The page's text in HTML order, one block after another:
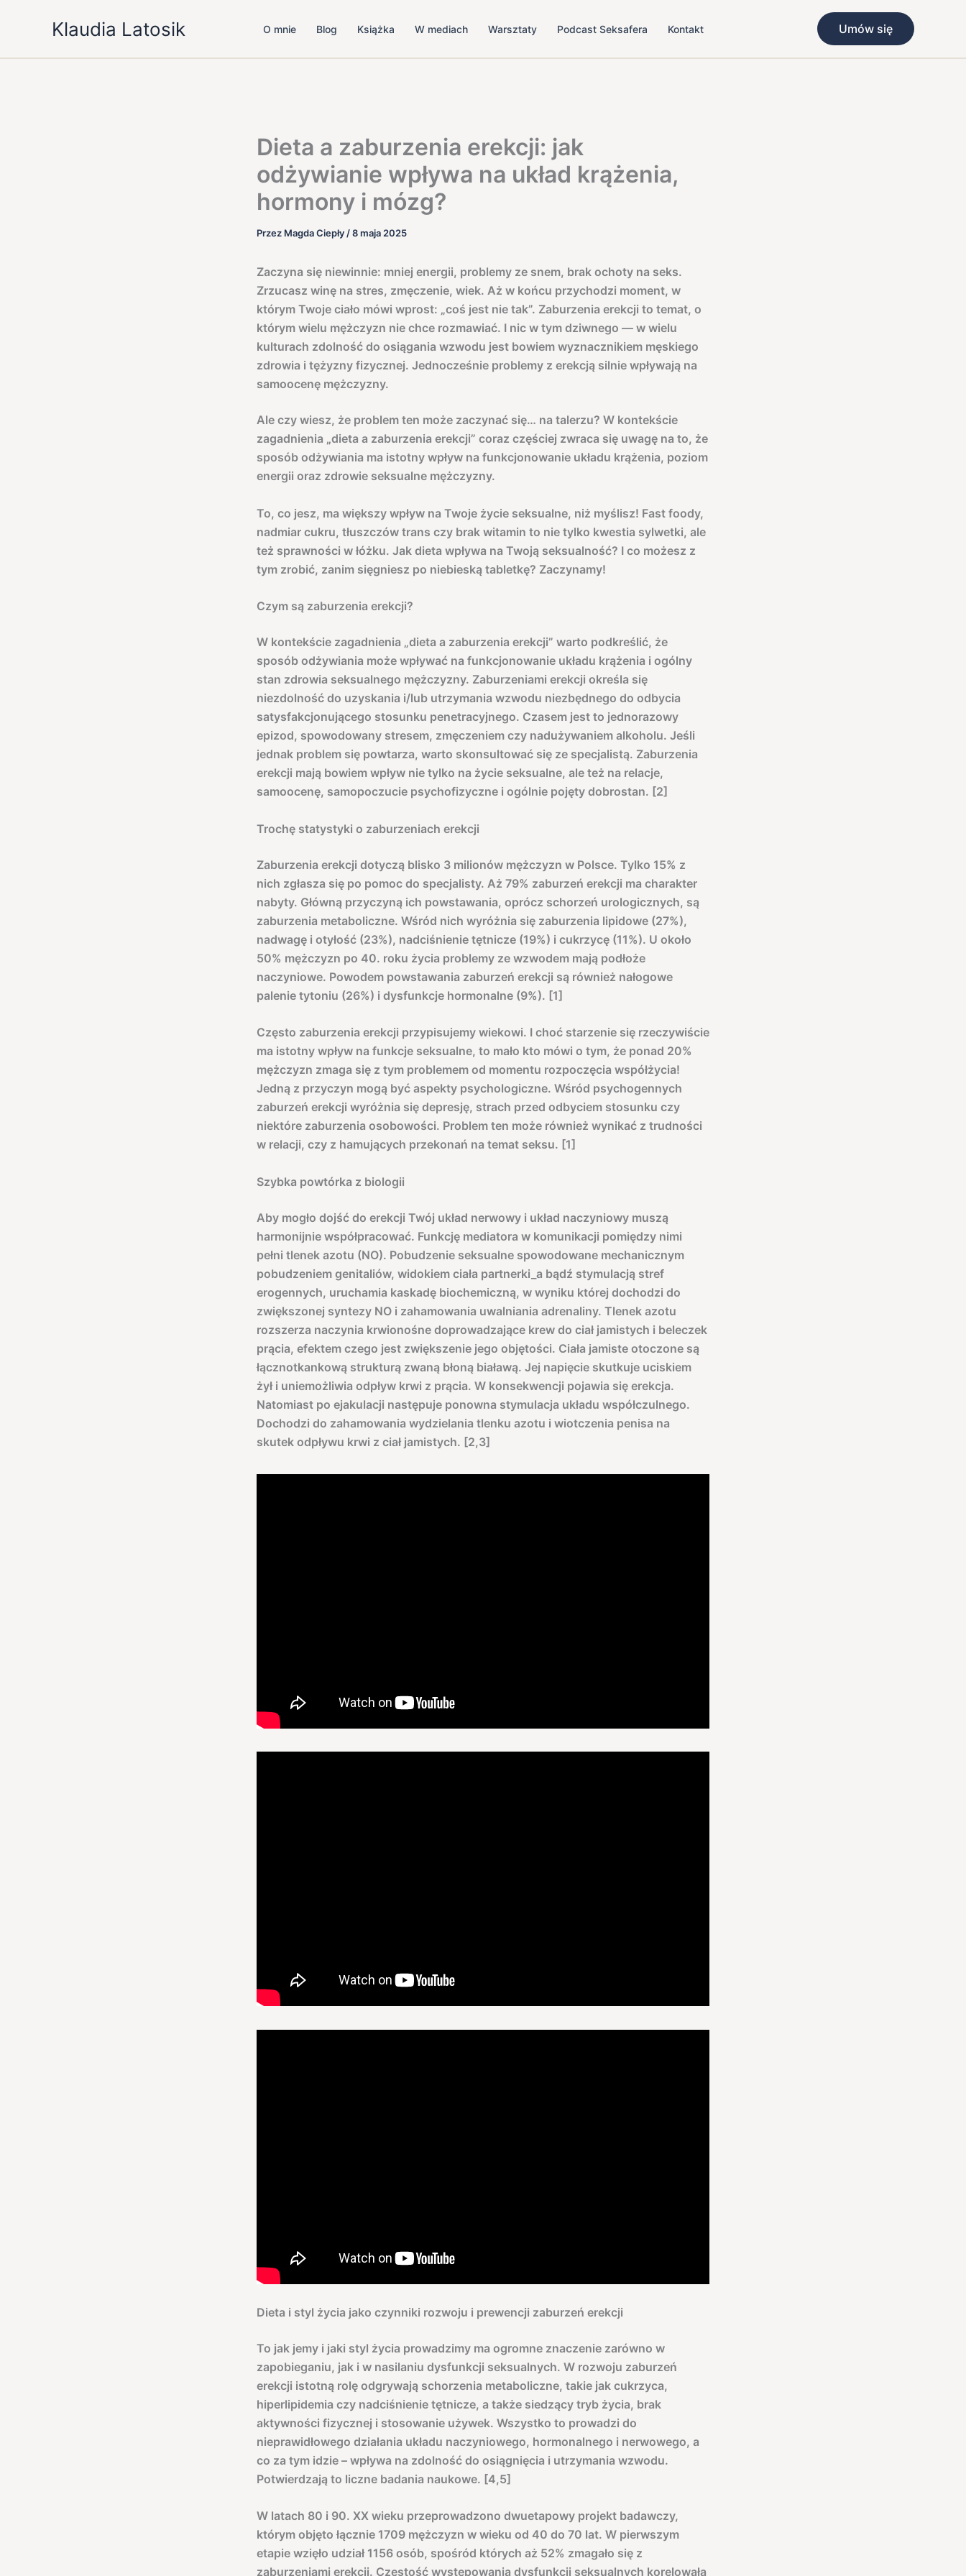
Klaudia Latosik O mnie Blog Książka W mediach Warsztaty Podcast Seksafera Kontakt Umów się
Dieta a zaburzenia erekcji: jak
odżywianie wpływa na układ krążenia,
hormony i mózg?
Przez Magda Ciepły /8 maja 2025
Zaczyna się niewinnie: mniej energii, problemy ze snem, brak ochoty na seks.
Zrzucasz winę na stres, zmęczenie, wiek. Aż w końcu przychodzi moment, w
którym Twoje ciało mówi wprost: „coś jest nie tak”. Zaburzenia erekcji to temat, o
którym wielu mężczyzn nie chce rozmawiać. I nic w tym dziwnego — w wielu
kulturach zdolność do osiągania wzwodu jest bowiem wyznacznikiem męskiego
zdrowia i tężyzny fizycznej. Jednocześnie problemy z erekcją silnie wpływają na
samoocenę mężczyzny.
Ale czy wiesz, że problem ten może zaczynać się… na talerzu? W kontekście
zagadnienia „dieta a zaburzenia erekcji” coraz częściej zwraca się uwagę na to, że
sposób odżywiania ma istotny wpływ na funkcjonowanie układu krążenia, poziom
energii oraz zdrowie seksualne mężczyzny.
To, co jesz, ma większy wpływ na Twoje życie seksualne, niż myślisz! Fast foody,
nadmiar cukru, tłuszczów trans czy brak witamin to nie tylko kwestia sylwetki, ale
też sprawności w łóżku. Jak dieta wpływa na Twoją seksualność? I co możesz z
tym zrobić, zanim sięgniesz po niebieską tabletkę? Zaczynamy!
Czym są zaburzenia erekcji?
W kontekście zagadnienia „dieta a zaburzenia erekcji” warto podkreślić, że
sposób odżywiania może wpływać na funkcjonowanie układu krążenia i ogólny
stan zdrowia seksualnego mężczyzny. Zaburzeniami erekcji określa się
niezdolność do uzyskania i/lub utrzymania wzwodu niezbędnego do odbycia
satysfakcjonującego stosunku penetracyjnego. Czasem jest to jednorazowy
epizod, spowodowany stresem, zmęczeniem czy nadużywaniem alkoholu. Jeśli
jednak problem się powtarza, warto skonsultować się ze specjalistą. Zaburzenia
erekcji mają bowiem wpływ nie tylko na życie seksualne, ale też na relacje,
samoocenę, samopoczucie psychofizyczne i ogólnie pojęty dobrostan. [2]
Trochę statystyki o zaburzeniach erekcji
Zaburzenia erekcji dotyczą blisko 3 milionów mężczyzn w Polsce. Tylko 15% z
nich zgłasza się po pomoc do specjalisty. Aż 79% zaburzeń erekcji ma charakter
nabyty. Główną przyczyną ich powstawania, oprócz schorzeń urologicznych, są
zaburzenia metaboliczne. Wśród nich wyróżnia się zaburzenia lipidowe (27%),
nadwagę i otyłość (23%), nadciśnienie tętnicze (19%) i cukrzycę (11%). U około
50% mężczyzn po 40. roku życia problemy ze wzwodem mają podłoże
naczyniowe. Powodem powstawania zaburzeń erekcji są również nałogowe
palenie tytoniu (26%) i dysfunkcje hormonalne (9%). [1]
Często zaburzenia erekcji przypisujemy wiekowi. I choć starzenie się rzeczywiście
ma istotny wpływ na funkcje seksualne, to mało kto mówi o tym, że ponad 20%
mężczyzn zmaga się z tym problemem od momentu rozpoczęcia współżycia!
Jedną z przyczyn mogą być aspekty psychologiczne. Wśród psychogennych
zaburzeń erekcji wyróżnia się depresję, strach przed odbyciem stosunku czy
niektóre zaburzenia osobowości. Problem ten może również wynikać z trudności
w relacji, czy z hamujących przekonań na temat seksu. [1]
Szybka powtórka z biologii
Aby mogło dojść do erekcji Twój układ nerwowy i układ naczyniowy muszą
harmonijnie współpracować. Funkcję mediatora w komunikacji pomiędzy nimi
pełni tlenek azotu (NO). Pobudzenie seksualne spowodowane mechanicznym
pobudzeniem genitaliów, widokiem ciała partnerki_a bądź stymulacją stref
erogennych, uruchamia kaskadę biochemiczną, w wyniku której dochodzi do
zwiększonej syntezy NO i zahamowania uwalniania adrenaliny. Tlenek azotu
rozszerza naczynia krwionośne doprowadzające krew do ciał jamistych i beleczek
prącia, efektem czego jest zwiększenie jego objętości. Ciała jamiste otoczone są
łącznotkankową strukturą zwaną błoną białawą. Jej napięcie skutkuje uciskiem
żył i uniemożliwia odpływ krwi z prącia. W konsekwencji pojawia się erekcja.
Natomiast po ejakulacji następuje ponowna stymulacja układu współczulnego.
Dochodzi do zahamowania wydzielania tlenku azotu i wiotczenia penisa na
skutek odpływu krwi z ciał jamistych. [2,3]
Dieta i styl życia jako czynniki rozwoju i prewencji zaburzeń erekcji
To jak jemy i jaki styl życia prowadzimy ma ogromne znaczenie zarówno w
zapobieganiu, jak i w nasilaniu dysfunkcji seksualnych. W rozwoju zaburzeń
erekcji istotną rolę odgrywają schorzenia metaboliczne, takie jak cukrzyca,
hiperlipidemia czy nadciśnienie tętnicze, a także siedzący tryb życia, brak
aktywności fizycznej i stosowanie używek. Wszystko to prowadzi do
nieprawidłowego działania układu naczyniowego, hormonalnego i nerwowego, a
co za tym idzie – wpływa na zdolność do osiągnięcia i utrzymania wzwodu.
Potwierdzają to liczne badania naukowe. [4,5]
W latach 80 i 90. XX wieku przeprowadzono dwuetapowy projekt badawczy,
którym objęto łącznie 1709 mężczyzn w wieku od 40 do 70 lat. W pierwszym
etapie wzięło udział 1156 osób, spośród których aż 52% zmagało się z
zaburzeniami erekcji. Częstość występowania dysfunkcji seksualnych korelowała